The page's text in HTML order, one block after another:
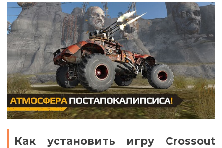
Как установить игру Crossout